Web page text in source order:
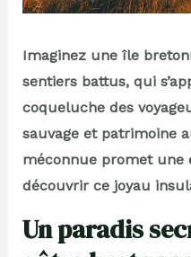
Imaginez une île
sentiers battus, qui
coqueluche des
sauvage et patrimoine
méconnue promet une
découvrir ce joyau
Un paradis